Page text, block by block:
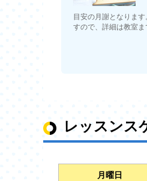
目安の月謝となりま
すので、詳細は教室ま
レッスンス
月曜日